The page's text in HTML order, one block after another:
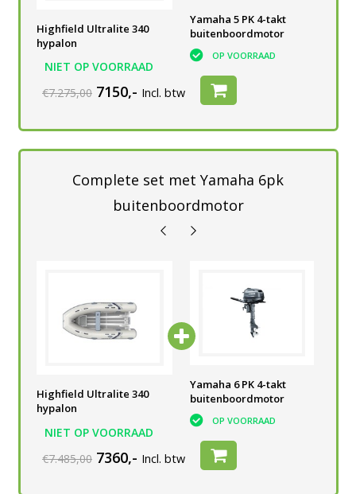
Highfield Ultralite 340
hypalon
NIET OP VOORRAAD
buitenboordmotor
Yamaha 5 PK 4-takt
buitenboordmotor
OP VOORRAAD
€7.275,00 7150,- Incl. btw
Complete set met Yamaha 6pk
buitenboordmotor
Highfield Ultralite 340
hypalon
NIET OP VOORRAAD
buitenboordmotor
Yamaha 6 PK 4-takt
buitenboordmotor
OP VOORRAAD
€7.485,00 7360,- Incl. btw